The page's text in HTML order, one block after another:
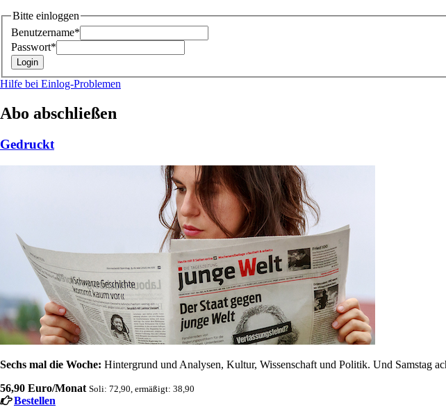
Bitte einloggen
Benutzername*
Passwort*
Hilfe bei Einlog-Problemen
Abo abschließen
Gedruckt
Sechs mal die Woche: Hintergrund und Analysen, Kultur, Wissenschaft und Politik. Und Samstag
56,90 Euro/Monat Soli: 72,90, ermäßigt: 38,90
Bestellen